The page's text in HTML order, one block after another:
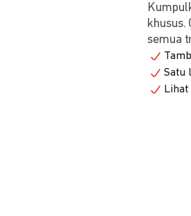
khusus.
semua
Satu